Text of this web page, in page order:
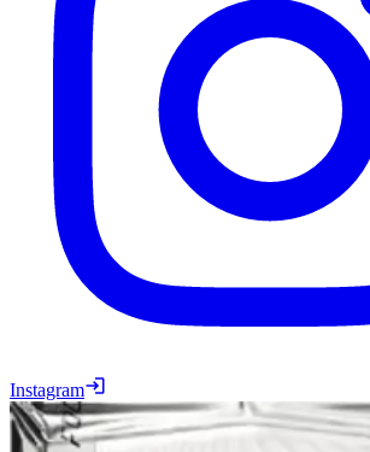
Instagram